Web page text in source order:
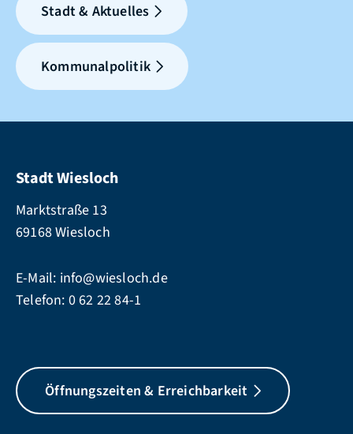
Stadt & Aktuelles
Kommunalpolitik
Stadt Wiesloch
Marktstraße 13
69168 Wiesloch
E-Mail: info@wiesloch.de
Telefon: 0 62 22 84-1
Öffnungszeiten & Erreichbarkeit